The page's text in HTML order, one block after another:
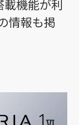
載機能が利
情報も掲